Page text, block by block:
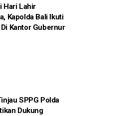
Hari Lahir
Kapolda Bali Ikuti
Kantor Gubernur
SPPG Polda
Dukung